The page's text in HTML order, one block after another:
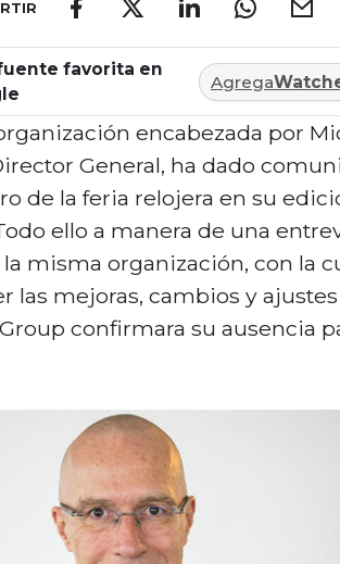
favorita en
Agrega
encabezada por
General, ha dado
de la feria relojera en su
ello a manera de una
misma organización, con la
las mejoras, cambios y
confirmara su ausencia